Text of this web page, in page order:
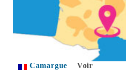
Camargue Voir